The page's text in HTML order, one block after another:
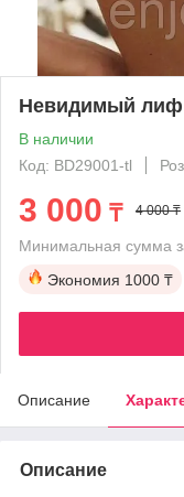
Невидимый лиф
В наличии
Код: BD29001-tl
3 000 ₸ 4 000 ₸
Минимальная сумма
Экономия 1000 ₸
Описание
Описание